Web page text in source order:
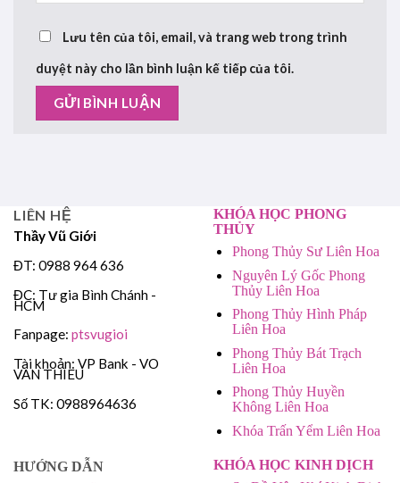
Lưu tên của tôi, email, và trang web trong trình
duyệt này cho lần bình luận kế tiếp của tôi.
LIÊN HỆ
Thầy Vũ Giới
ĐT: 0988 964 636
ĐC: Tư gia Bình Chánh -
HCM
Fanpage: ptsvugioi
Tài khoản: VP Bank - VO
VAN THIEU
Số TK: 0988964636
HƯỚNG DẪN
KHÓA HỌC PHONG
THỦY
Phong Thủy Sư Liên Hoa
Nguyên Lý Gốc Phong
Thủy Liên Hoa
Phong Thủy Hình Pháp
Liên Hoa
Phong Thủy Bát Trạch
Liên Hoa
Phong Thủy Huyền
Không Liên Hoa
Khóa Trấn Yểm Liên Hoa
KHÓA HỌC KINH DỊCH